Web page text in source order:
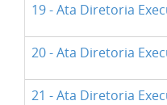
19 - Ata Diretoria
20 - Ata Diretoria
21 - Ata Diretoria